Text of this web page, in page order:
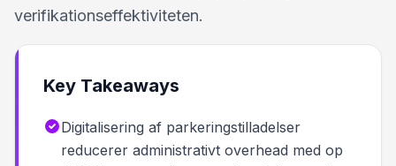
verifikationseffektiviteten.
Key Takeaways
Digitalisering af parkeringstilladelser
reducerer administrativt overhead med op